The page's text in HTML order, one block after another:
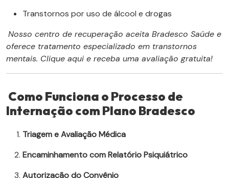
Transtornos por uso de álcool e drogas
Nosso centro de recuperação aceita Bradesco Saúde e
oferece tratamento especializado em transtornos
mentais. Clique aqui e receba uma avaliação gratuita!
Como Funciona o Processo de
Internação com Plano Bradesco
Triagem e Avaliação Médica
Encaminhamento com Relatório Psiquiátrico
Autorização do Convênio